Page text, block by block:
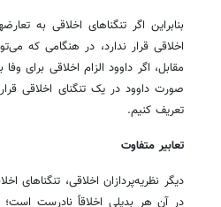
بنابراین اگر تنگناهای اخلاقی به
اخلاقی قرار ندارد، در هنگامی که
مقابل، اگر داوود الزام اخلاقی برای
صورت داوود در یک تنگنای اخلاقی
تعریف کنیم.
تعابیر متفاوت
دیگر نظریه‌پردازان اخلاقی، تنگناهای
در آن هر بدیلی اخلاقاً نادرست